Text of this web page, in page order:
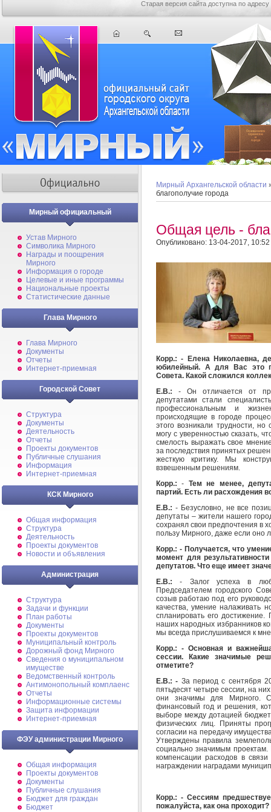
Старая версия сайта доступна по адресу
Мирный официальный
Устав Мирного
Символика Мирного
Награды и поощрения
Мирного
Информация о городе
Целевые и иные программы
Национальные проекты
Статистические данные
Глава Мирного
Глава Мирного
Документы
Отчеты
Интернет-приемная
Городской Совет
Структура
Документы
Деятельность
Отчеты
Проекты документов
Публичные слушания
Информация
Интернет-приемная
КСК Мирного
Общая информация
Структура
Деятельность
Проекты документов
Новости и объявления
Администрация
Структура
Задачи и функции
План работы
Документы
Проекты документов
Муниципальный контроль
Дорожный фонд Мирного
Cведения о муниципальном
имуществе
Ведомственный контроль
Антимонопольный комплаенс
Отчеты
Информационные системы
Защита информации
Интернет-приемная
ФЭУ администрации Мирного
Общая информация
Проекты документов
Документы
Публичные слушания
Бюджет для граждан
Бюджет
Мирный Архангельской области
благополучие города
Общая цель -
Опубликовано: 13-04-2017, 10:52
Корр.: - Елена Николаевна,
юбилейный. А для Вас это
Совета. Какой сложился
Е.В.: - Он отличается от
депутатами стали
профессиональным и
происходящие в городе
этого возникали трудности,
могу с уверенностью сказать,
смелость выражать свое
за последствия принятых
жесткую критику. Мы
взвешенным решениям.
Корр.:- Тем не менее,
партий. Есть ли расхождения
Е.В.: - Безусловно, не все
депутаты – жители нашего
сохранял свои предпочтения в
пользу Мирного, даже если оно
Корр.: - Получается, что
момент для
депутатов. Что еще имеет
Е.В.: - Залог успеха в
Председателем городского
созыв работаю под его
качества, умение налаживать
спланировать его
наших народных избранников
мы всегда прислушиваемся к
Корр.: - Основная и
сессии. Какие значимые
отметите?
Е.В.: - За период с сентября
пятьдесят четыре сессии, на
они значимы для Мирного.
финансовый год и решения,
выборе между дотацией
физических лиц. Приняты
согласии на передачу
Утверждены правила
социально значимым
компенсации расходов в
награждении наградами
Корр.: - Сессиям
пожалуйста, как она проходит?